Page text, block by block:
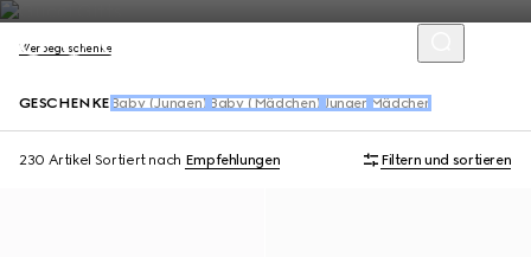
Werbegeschenke
GESCHENKE Baby (Jungen) Baby (Mädchen) Jungen Mädchen
230 Artikel Sortiert nach Empfehlungen Filtern und sortieren